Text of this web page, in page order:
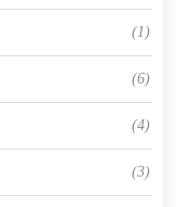
(1)
(6)
(4)
(3)